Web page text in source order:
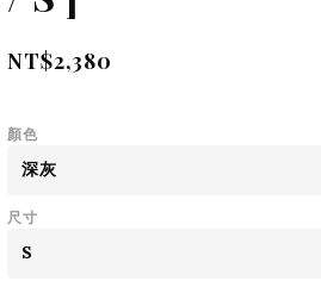
NT$2,380
顏色
尺寸